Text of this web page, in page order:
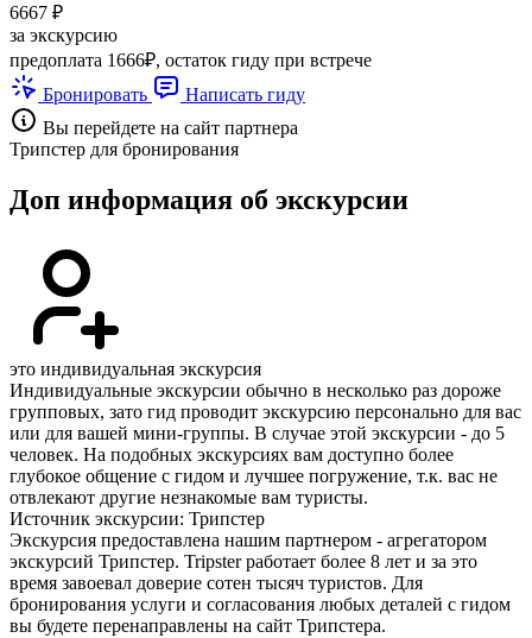
6667 ₽
за экскурсию
предоплата 1666₽, остаток гиду при встрече
Бронировать
Написать гиду
Вы перейдете на сайт партнера
Трипстер для бронирования
Доп информация об экскурсии
это индивидуальная экскурсия
Индивидуальные экскурсии обычно в несколько раз дороже
групповых, зато гид проводит экскурсию персонально для вас
или для вашей мини-группы. В случае этой экскурсии - до 5
человек. На подобных экскурсиях вам доступно более
глубокое общение с гидом и лучшее погружение, т.к. вас не
отвлекают другие незнакомые вам туристы.
Источник экскурсии: Трипстер
Экскурсия предоставлена нашим партнером - агрегатором
экскурсий Трипстер. Tripster работает более 8 лет и за это
время завоевал доверие сотен тысяч туристов. Для
бронирования услуги и согласования любых деталей с гидом
вы будете перенаправлены на сайт Трипстера.